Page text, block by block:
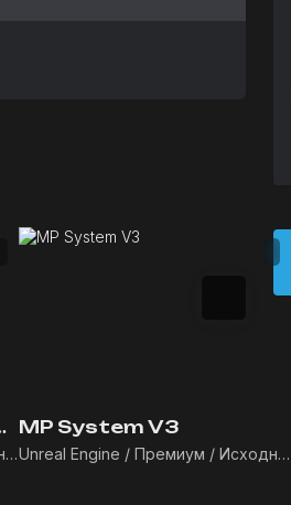
v2
Unreal Engine / Премиум / Исходники / Blueprints
MP System V3
Unreal Engine / Премиум / Исходники / Blueprints